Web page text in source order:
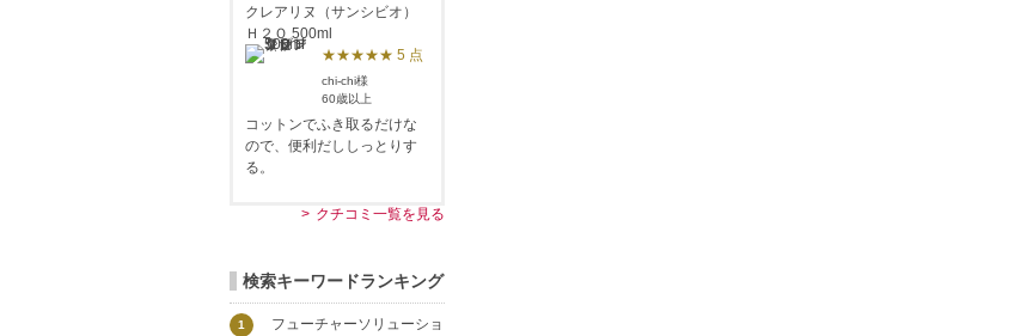
クレアリヌ（サンシビオ）
Ｈ２Ｏ 500ml
★★★★★ 5 点
chi-chi様
60歳以上
コットンでふき取るだけな
ので、便利だししっとりす
る。
クチコミ一覧を見る
検索キーワードランキング
1
フューチャーソリューショ